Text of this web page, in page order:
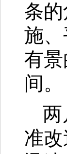
条
施
有
间。
两
准